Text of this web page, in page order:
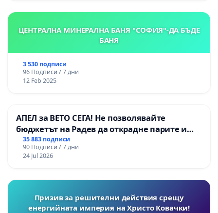
ЦЕНТРАЛНА МИНЕРАЛНА БАНЯ "СОФИЯ"-ДА БЪДЕ
БАНЯ
3 530 подписи
96 Подписи / 7 дни
12 Feb 2025
АПЕЛ за ВЕТО СЕГА! Не позволявайте
бюджетът на Радев да открадне парите и
правата ни в тъмното
35 883 подписи
90 Подписи / 7 дни
24 Jul 2026
Призив за решителни действия срещу
енергийната империя на Христо Ковачки!